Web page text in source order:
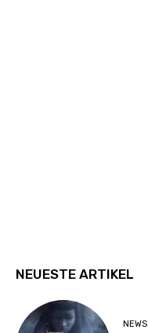
NEUESTE ARTIKEL
NEWS